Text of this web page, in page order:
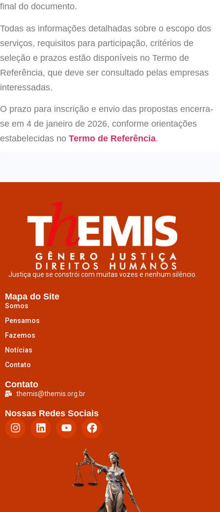
final do documento.
Todas as informações detalhadas sobre o escopo dos
serviços, requisitos para participação, critérios de
seleção e prazos estão disponíveis no Termo de
Referência, que deve ser consultado pelas empresas
interessadas.
O prazo para inscrição e envio das propostas encerra-
se em 4 de janeiro de 2026, conforme orientações
estabelecidas no Termo de Referência.
Justiça que se constrói com muitas vozes e nenhum silêncio.
Mapa do Site
Somos
Pensamos
Fazemos
Notícias
Contato
Contato
themis@themis.org.br
Nossas Redes Sociais